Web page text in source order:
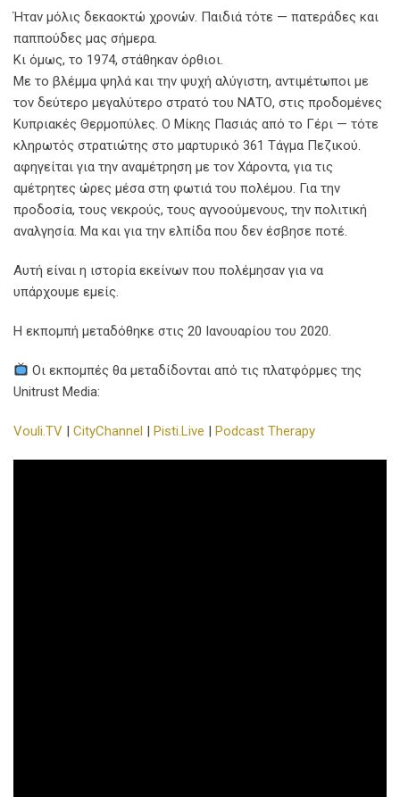
Ήταν μόλις δεκαοκτώ χρονών. Παιδιά τότε — πατεράδες και
παππούδες μας σήμερα.
Κι όμως, το 1974, στάθηκαν όρθιοι.
Με το βλέμμα ψηλά και την ψυχή αλύγιστη, αντιμέτωποι με
τον δεύτερο μεγαλύτερο στρατό του ΝΑΤΟ, στις προδομένες
Κυπριακές Θερμοπύλες. Ο Μίκης Πασιάς από το Γέρι — τότε
κληρωτός στρατιώτης στο μαρτυρικό 361 Τάγμα Πεζικού.
αφηγείται για την αναμέτρηση με τον Χάροντα, για τις
αμέτρητες ώρες μέσα στη φωτιά του πολέμου. Για την
προδοσία, τους νεκρούς, τους αγνοούμενους, την πολιτική
αναλγησία. Μα και για την ελπίδα που δεν έσβησε ποτέ.
Αυτή είναι η ιστορία εκείνων που πολέμησαν για να
υπάρχουμε εμείς.
Η εκπομπή μεταδόθηκε στις 20 Ιανουαρίου του 2020.
Οι εκπομπές θα μεταδίδονται από τις πλατφόρμες της
Unitrust Media:
Vouli.TV | CityChannel | Pisti.Live | Podcast Therapy